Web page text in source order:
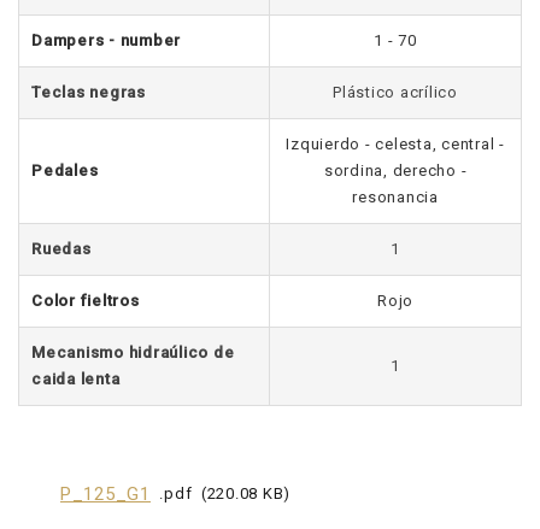
Dampers - number 1 - 70
Teclas negras Plástico acrílico
Pedales
Izquierdo - celesta, central -
sordina, derecho -
resonancia
Ruedas 1
Color fieltros Rojo
Mecanismo hidraúlico de
caida lenta
1
P_125_G1 pdf 220.08 KB